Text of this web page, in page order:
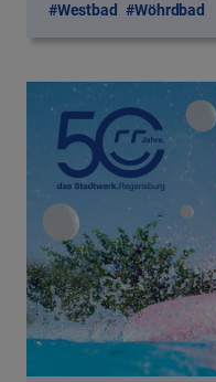
#Westbad #Wöhrdbad